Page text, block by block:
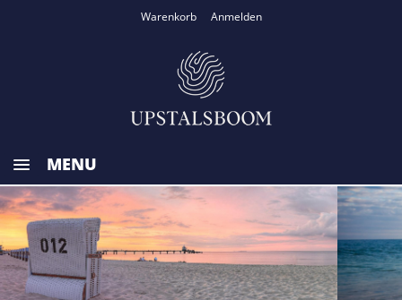
Warenkorb Anmelden
MENU
HOME
ZURÜCK ZUR HOMEPAGE